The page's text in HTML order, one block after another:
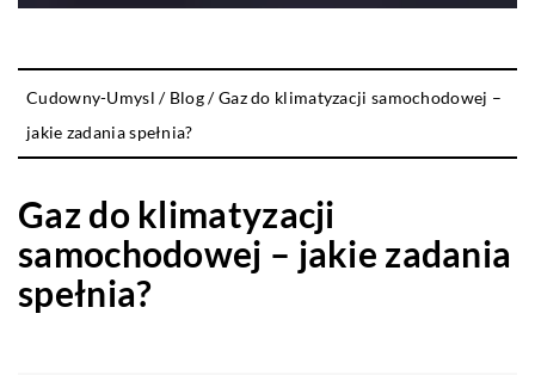
Cudowny-Umysl / Blog/Gaz do klimatyzacji samochodowej –
jakie zadania spełnia?
Gaz do klimatyzacji
samochodowej – jakie zadania
spełnia?